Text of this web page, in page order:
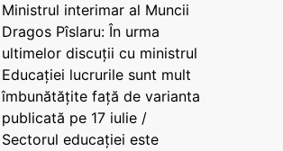
Ministrul interimar al Muncii
Dragos Pîslaru: În urma
ultimelor discuții cu ministrul
Educației lucrurile sunt mult
îmbunătățite față de varianta
publicată pe 17 iulie /
Sectorul educației este